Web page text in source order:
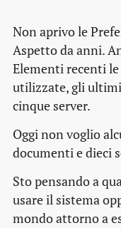
Non aprivo le
Aspetto da anni.
Elementi recenti
utilizzate, gli
cinque server.
Oggi non voglio
documenti e dieci
Sto pensando a
usare il sistema
mondo attorno a